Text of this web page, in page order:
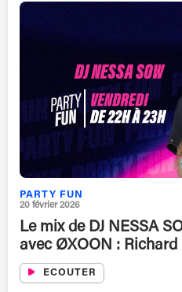
PARTY FUN
20 février 2026
Le mix de DJ NESSA
avec ØXOON :
ECOUTER